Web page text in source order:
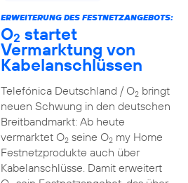
ERWEITERUNG DES FESTNETZANGEBOTS:
O2 startet
Vermarktung von
Kabelanschlüssen
Telefónica Deutschland / O2bringt
neuen Schwung in den deutschen
Breitbandmarkt: Ab heute
vermarktet O2seine O2my Home
Festnetzprodukte auch über
Kabelanschlüsse. Damit erweitert